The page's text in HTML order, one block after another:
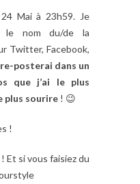
Mai à 23h59. Je
le nom du/de la
Twitter, Facebook,
posterai dans un
que j’ai le plus
plus sourire ! 😉
!
Et si vous faisiez du